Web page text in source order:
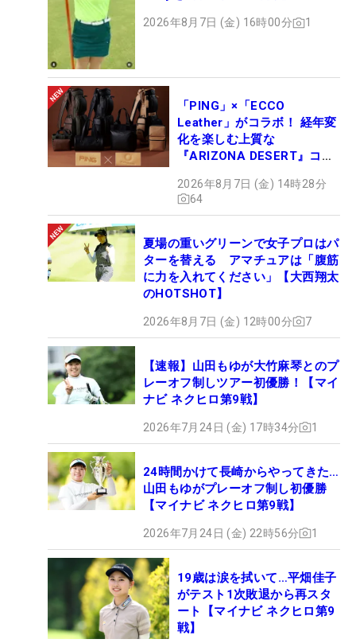
2026年8月7日 (金) 16時00分 1
「PING」×「ECCO
Leather」がコラボ！ 経年変
化を楽しむ上質な
『ARIZONA DESERT』コレ
ュー
2026年8月7日 (金) 14時28分
64
夏場の重いグリーンで女子プロはパ
ターを替える アマチュアは「腹筋
に力を入れてください」【大西翔太
のHOTSHOT】
2026年8月7日 (金) 12時00分 7
【速報】山田もゆが大竹麻琴とのプ
レーオフ制しツアー初優勝！【マイ
ナビ ネクヒロ第9戦】
2026年7月24日 (金) 17時34分 1
24時間かけて長崎からやってきた…
山田もゆがプレーオフ制し初優勝
【マイナビ ネクヒロ第9戦】
2026年7月24日 (金) 22時56分 1
19歳は涙を拭いて…平畑佳子
がテスト1次敗退から再スタ
ート【マイナビ ネクヒロ第9
戦】